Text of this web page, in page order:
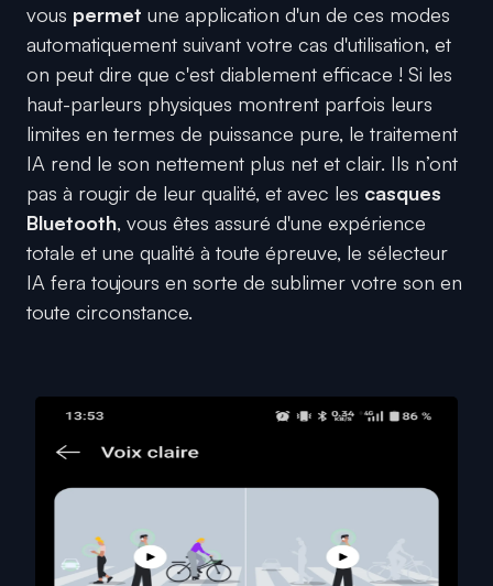
vous permet une application d'un de ces modes
automatiquement suivant votre cas d'utilisation, et
on peut dire que c'est diablement efficace ! Si les
haut-parleurs physiques montrent parfois leurs
limites en termes de puissance pure, le traitement
IA rend le son nettement plus net et clair. Ils n’ont
pas à rougir de leur qualité, et avec les casques
Bluetooth, vous êtes assuré d'une expérience
totale et une qualité à toute épreuve, le sélecteur
IA fera toujours en sorte de sublimer votre son en
toute circonstance.